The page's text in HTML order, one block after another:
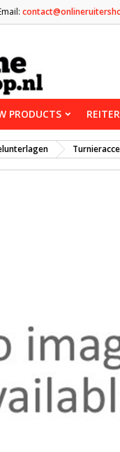
PRODUCTS REITER